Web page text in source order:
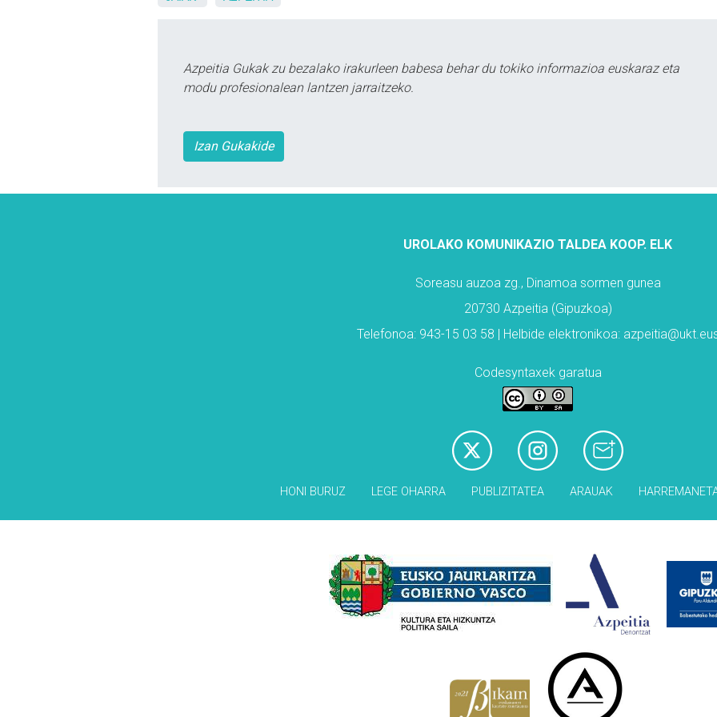
Azpeitia Gukak zu bezalako irakurleen babesa behar du tokiko informazioa euskaraz eta
modu profesionalean lantzen jarraitzeko.
Izan Gukakide
UROLAKO KOMUNIKAZIO TALDEA KOOP. ELK
Soreasu auzoa zg., Dinamoa sormen gunea
20730 Azpeitia (Gipuzkoa)
Telefonoa: 943-15 03 58 | Helbide elektronikoa:
Codesyntaxek garatua
HONI BURUZ LEGE OHARRA PUBLIZITATEA ARAUAK